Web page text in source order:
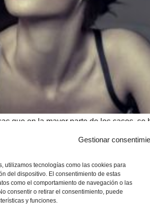
Gestionar
utilizamos tecnologías como las cookies para
del dispositivo. El consentimiento de estas
como el comportamiento de navegación o las
consentir o retirar el consentimiento, puede
y funciones.
que en la mayor parte de los casos, se
lo que se desea la eliminación del